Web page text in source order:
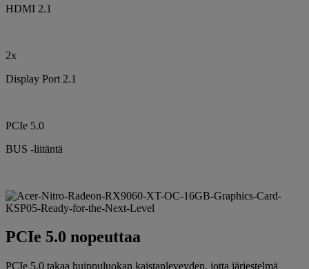
HDMI 2.1
2x
Display Port 2.1
PCIe 5.0
BUS -liitäntä
PCIe 5.0 nopeuttaa
PCIe 5.0 takaa huippuluokan kaistanleveyden, jotta järjestelmä